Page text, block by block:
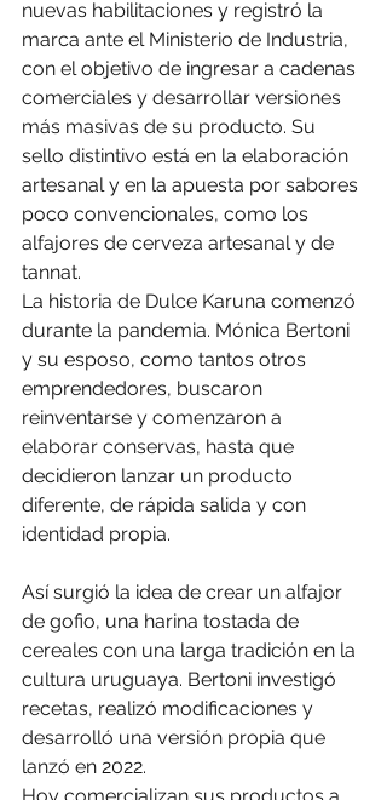
nuevas habilitaciones y registró la
marca ante el Ministerio de Industria,
con el objetivo de ingresar a cadenas
comerciales y desarrollar versiones
más masivas de su producto. Su
sello distintivo está en la elaboración
artesanal y en la apuesta por sabores
poco convencionales, como los
alfajores de cerveza artesanal y de
tannat.
La historia de Dulce Karuna comenzó
durante la pandemia. Mónica Bertoni
y su esposo, como tantos otros
emprendedores, buscaron
reinventarse y comenzaron a
elaborar conservas, hasta que
decidieron lanzar un producto
diferente, de rápida salida y con
identidad propia.
Así surgió la idea de crear un alfajor
de gofio, una harina tostada de
cereales con una larga tradición en la
cultura uruguaya. Bertoni investigó
recetas, realizó modificaciones y
desarrolló una versión propia que
lanzó en 2022.